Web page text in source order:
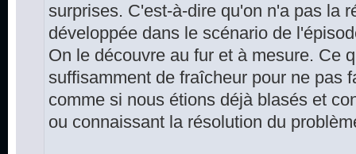
surprises. C'est-à-dire qu'on n'a pas la
développée dans le scénario de
On le découvre au fur et à mesure. Ce
suffisamment de fraîcheur pour ne pas
comme si nous étions déjà blasés et
ou connaissant la résolution du